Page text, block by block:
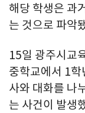
해당 학생은 과
는 것으로 파악
15일 광주시교
중학교에서 1학
사와 대화를 나
는 사건이 발생